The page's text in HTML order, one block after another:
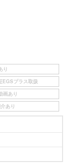
り
EGSプラス取扱
画あり
あり